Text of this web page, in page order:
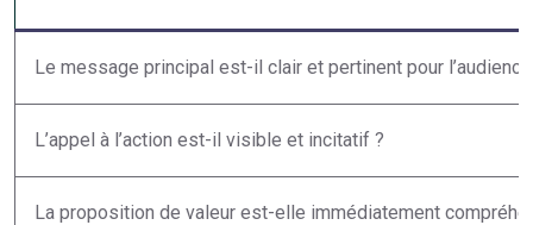
Le message principal est-il clair et pertinent pour
L’appel à l’action est-il visible et incitatif ?
La proposition de valeur est-elle immédiatement